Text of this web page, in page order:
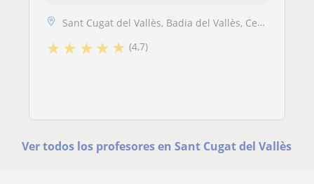
Sant Cugat del Vallès, Badia del Vallès, Cerdanyola-Bellaterra, Rubí
★★ ★★★ (4,7)
Ver todos los profesores en Sant Cugat del Vallès